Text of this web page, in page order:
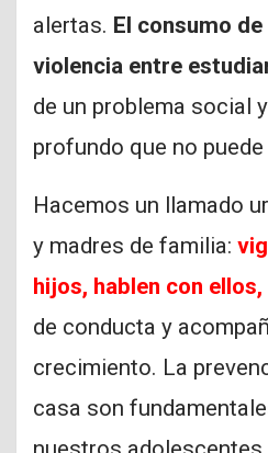
alertas. El consumo
violencia entre
de un problema social
profundo que no
Hacemos un llamado
y madres de familia:
hijos, hablen con ellos,
de conducta y
crecimiento. La
casa son